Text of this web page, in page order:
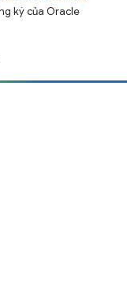
ký của Oracle